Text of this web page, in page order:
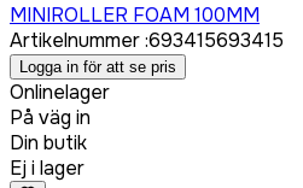
MINIROLLER FOAM 100MM
Artikelnummer:693415693415
Logga in för att se pris
Onlinelager
På väg in
Din butik
Ej i lager